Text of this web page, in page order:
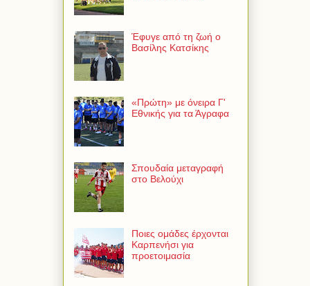
Έφυγε από τη ζωή ο
Βασίλης Κατσίκης
«Πρώτη» με όνειρα Γ'
Εθνικής για τα Άγραφα
Σπουδαία μεταγραφή
στο Βελούχι
Ποιες ομάδες έρχονται
Καρπενήσι για
προετοιμασία